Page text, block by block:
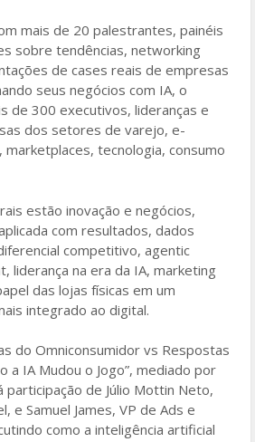
mais de 20 palestrantes, painéis
sobre tendências, networking
de cases reais de empresas
seus negócios com IA, o
de 300 executivos, lideranças e
dos setores de varejo, e-
tecnologia, consumo
estão inovação e negócios,
com resultados, dados
competitivo, agentic
liderança na era da IA, marketing
das lojas físicas em um
integrado ao digital.
do Omniconsumidor vs Respostas
a IA Mudou o Jogo”, mediado por
participação de Júlio Mottin Neto,
e Samuel James, VP de Ads e
como a inteligência artificial